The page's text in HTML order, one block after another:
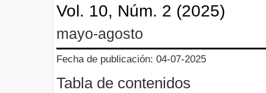
Vol. 10, Núm. 2 (2025)
mayo-agosto
Fecha de publicación: 04-07-2025
Tabla de contenidos